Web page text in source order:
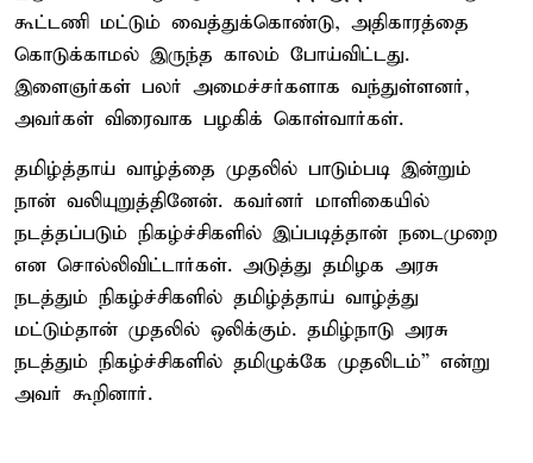
கூட்டணி மட்டும் வைத்துக்கொண்டு, அதிகாரத்தை
கொடுக்காமல் இருந்த காலம் போய்விட்டது.
இளைஞர்கள் பலர் அமைச்சர்களாக வந்துள்ளனர்,
அவர்கள் விரைவாக பழகிக் கொள்வார்கள்.
தமிழ்த்தாய் வாழ்த்தை முதலில் பாடும்படி இன்றும்
நான் வலியுறுத்தினேன். கவர்னர் மாளிகையில்
நடத்தப்படும் நிகழ்ச்சிகளில் இப்படித்தான் நடைமுறை
என சொல்லிவிட்டார்கள். அடுத்து தமிழக அரசு
நடத்தும் நிகழ்ச்சிகளில் தமிழ்த்தாய் வாழ்த்து
மட்டும்தான் முதலில் ஒலிக்கும். தமிழ்நாடு அரசு
நடத்தும் நிகழ்ச்சிகளில் தமிழுக்கே முதலிடம்” என்று
அவர் கூறினார்.